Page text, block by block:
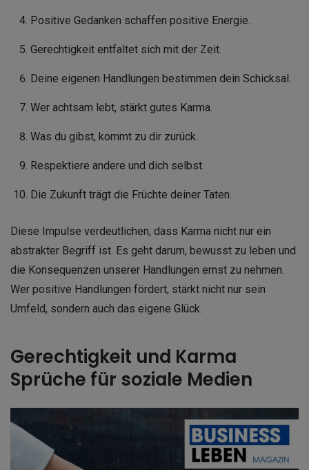
Positive Gedanken schaffen positive Energie.
Gerechtigkeit entfaltet sich mit der Zeit.
Deine eigenen Handlungen bestimmen dein Schicksal.
Wer achtsam lebt, stärkt gutes Karma.
Was du gibst, kommt zu dir zurück.
Respektiere andere und dich selbst.
Die Zukunft trägt die Früchte deiner Taten.
Diese Impulse verdeutlichen, dass Karma nicht nur ein
abstrakter Begriff ist. Es geht darum, bewusst zu leben und
die Konsequenzen unserer Handlungen ernst zu nehmen.
Wer positive Handlungen fördert, stärkt nicht nur sein
Umfeld, sondern auch das eigene Glück.
Gerechtigkeit und Karma
Sprüche für soziale Medien